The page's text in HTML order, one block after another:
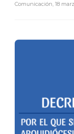
Comunicación, 18